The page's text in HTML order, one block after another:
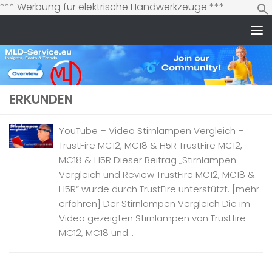
*** Werbung für elektrische Handwerkzeuge ***
Inhalt
ERKUNDEN
YouTube – Video Stirnlampen Vergleich –
TrustFire MC12, MC18 & H5R TrustFire MC12,
MC18 & H5R Dieser Beitrag „Stirnlampen
Vergleich und Review TrustFire MC12, MC18 &
H5R“ wurde durch TrustFire unterstützt. [mehr
erfahren] Der Stirnlampen Vergleich Die im
Video gezeigten Stirnlampen von Trustfire
MC12, MC18 und...